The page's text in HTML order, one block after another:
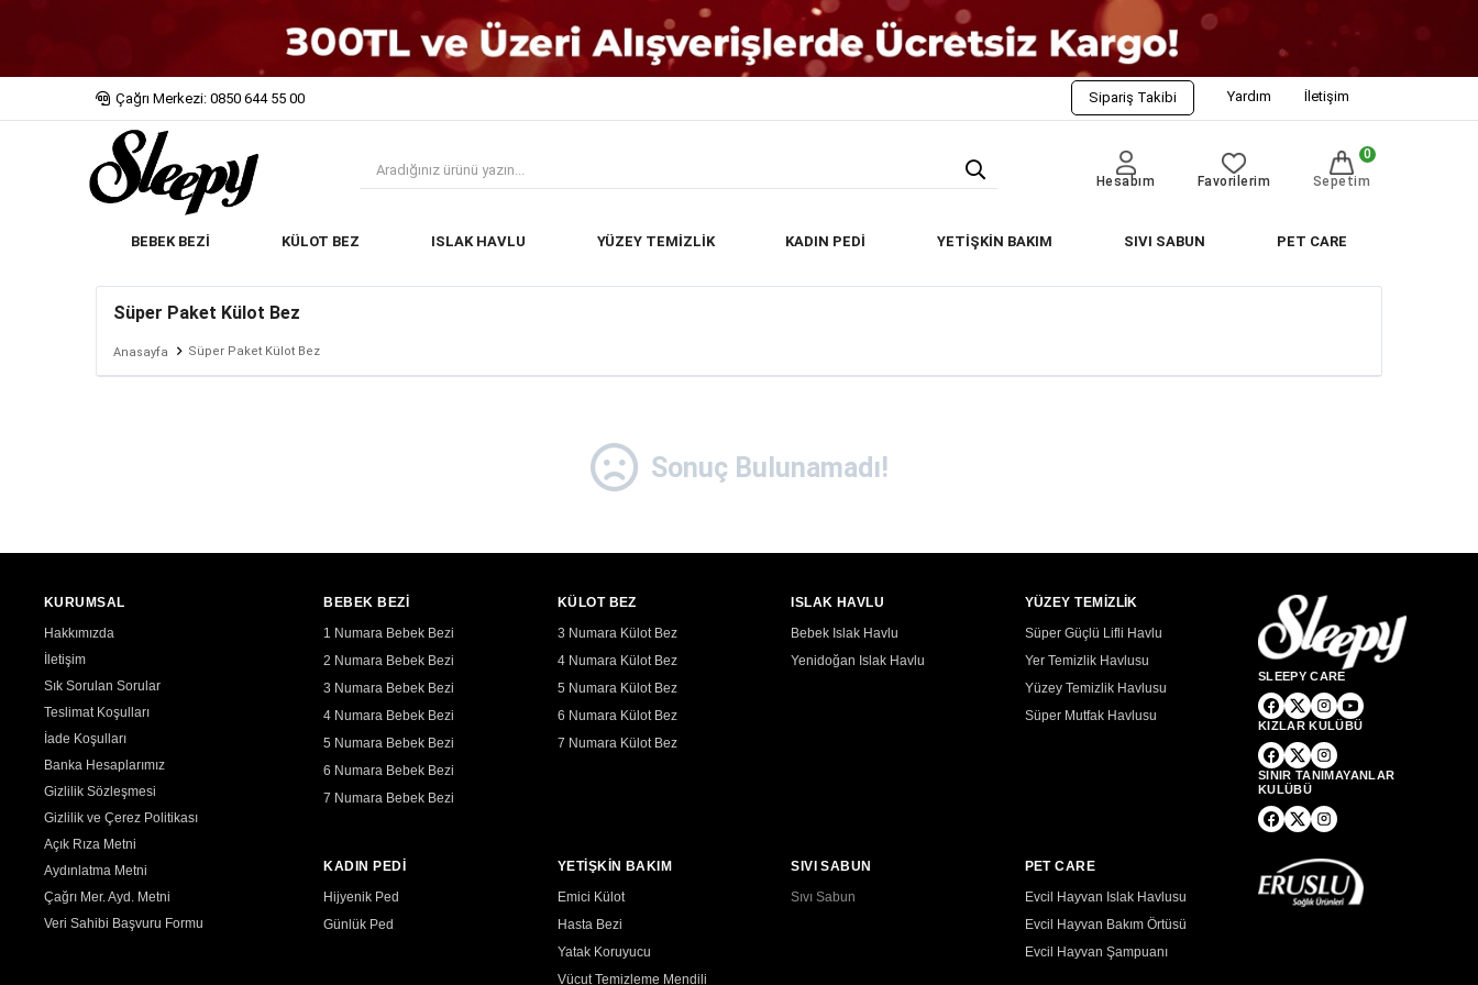
Çağrı Merkezi: 0850 644 55 00 Sipariş Takibi Yardım İletişim
Hesabım Favorilerim Sepetim
0
BEBEK BEZİ KÜLOT BEZ ISLAK HAVLU YÜZEY TEMİZLİK KADIN PEDİ YETİŞKİN BAKIM SIVI SABUN PET CARE
Süper Paket Külot Bez
Anasayfa Süper Paket Külot Bez
Sonuç Bulunamadı!
KURUMSAL
Hakkımızda
İletişim
Sık Sorulan Sorular
Teslimat Koşulları
İade Koşulları
Banka Hesaplarımız
Gizlilik Sözleşmesi
Gizlilik ve Çerez Politikası
Açık Rıza Metni
Aydınlatma Metni
Çağrı Mer. Ayd. Metni
Veri Sahibi Başvuru Formu
BEBEK BEZİ
1 Numara Bebek Bezi
2 Numara Bebek Bezi
3 Numara Bebek Bezi
4 Numara Bebek Bezi
5 Numara Bebek Bezi
6 Numara Bebek Bezi
7 Numara Bebek Bezi
KÜLOT BEZ
3 Numara Külot Bez
4 Numara Külot Bez
5 Numara Külot Bez
6 Numara Külot Bez
7 Numara Külot Bez
ISLAK HAVLU
Bebek Islak Havlu
Yenidoğan Islak Havlu
YÜZEY TEMİZLİK
Süper Güçlü Lifli Havlu
Yer Temizlik Havlusu
Yüzey Temizlik Havlusu
Süper Mutfak Havlusu
KADIN PEDİ
Hijyenik Ped
Günlük Ped
YETİŞKİN BAKIM
Emici Külot
Hasta Bezi
Yatak Koruyucu
Vücut Temizleme Mendili
SIVI SABUN
Sıvı Sabun
PET CARE
Evcil Hayvan Islak Havlusu
Evcil Hayvan Bakım Örtüsü
Evcil Hayvan Şampuanı
SLEEPY CARE
KIZLAR KULÜBÜ
SINIR TANIMAYANLAR
KULÜBÜ